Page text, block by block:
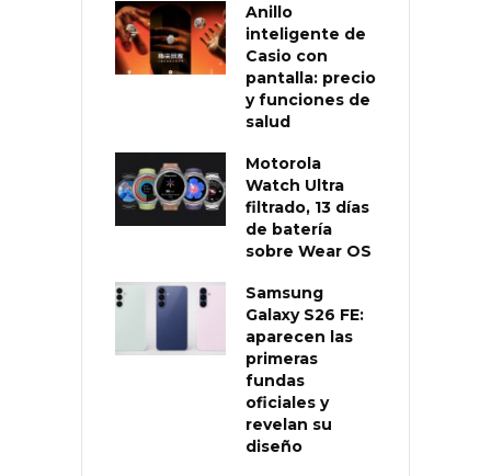
Anillo
inteligente de
Casio con
pantalla: precio
y funciones de
salud
Motorola
Watch Ultra
filtrado, 13 días
de batería
sobre Wear OS
Samsung
Galaxy S26 FE:
aparecen las
primeras
fundas
oficiales y
revelan su
diseño